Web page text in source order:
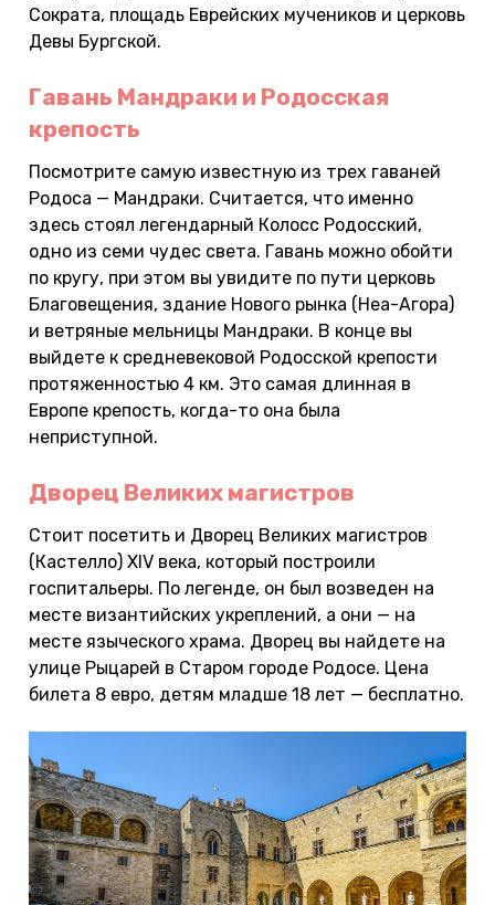
Сократа, площадь Еврейских мучеников и церковь
Девы Бургской.
Гавань Мандраки и Родосская
крепость
Посмотрите самую известную из трех гаваней
Родоса — Мандраки. Считается, что именно
здесь стоял легендарный Колосс Родосский,
одно из семи чудес света. Гавань можно обойти
по кругу, при этом вы увидите по пути церковь
Благовещения, здание Нового рынка (Неа-Агора)
и ветряные мельницы Мандраки. В конце вы
выйдете к средневековой Родосской крепости
протяженностью 4 км. Это самая длинная в
Европе крепость, когда-то она была
неприступной.
Дворец Великих магистров
Стоит посетить и Дворец Великих магистров
(Кастелло) XIV века, который построили
госпитальеры. По легенде, он был возведен на
месте византийских укреплений, а они — на
месте языческого храма. Дворец вы найдете на
улице Рыцарей в Старом городе Родосе. Цена
билета 8 евро, детям младше 18 лет — бесплатно.